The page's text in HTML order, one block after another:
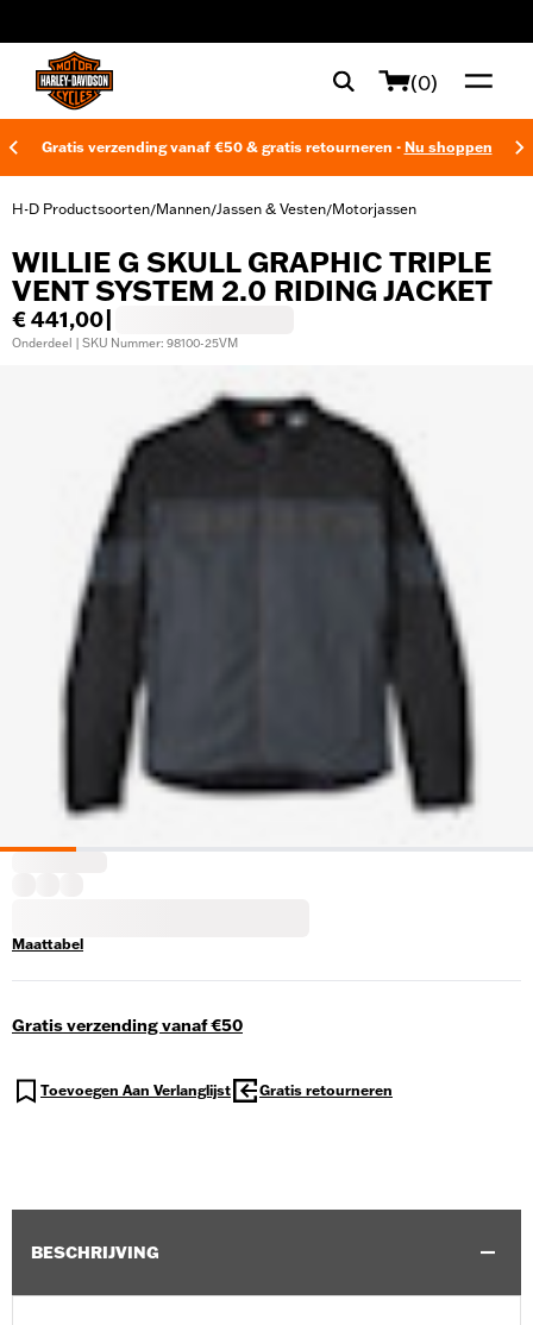
(0)
Gratis verzending vanaf €50 & gratis retourneren - Nu shoppen
H-D Productsoorten/Mannen/Jassen & Vesten/Motorjassen
WILLIE G SKULL GRAPHIC TRIPLE
VENT SYSTEM 2.0 RIDING JACKET
€ 441,00
Onderdeel | SKU Nummer: 98100-25VM
Maattabel
Gratis verzending vanaf €50
Toevoegen Aan Verlanglijst Gratis retourneren
BESCHRIJVING